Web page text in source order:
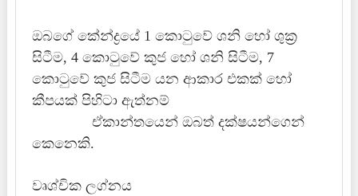
ඔබගේ කේන්ද්‍රයේ 1 කොටුවේ ශනි හෝ ශුක්‍ර
සිටීම, 4 කොටුවේ කුජ හෝ ශනි සිටීම, 7
කොටුවේ කුජ සිටීම යන ආකාර එකක් හෝ
කීපයක් පිහිටා ඇත්නම්
ඒකාන්තයෙන් ඔබත් දක්ෂයන්ගෙන්
කෙනෙකි.
වෘශ්චික ලග්නය